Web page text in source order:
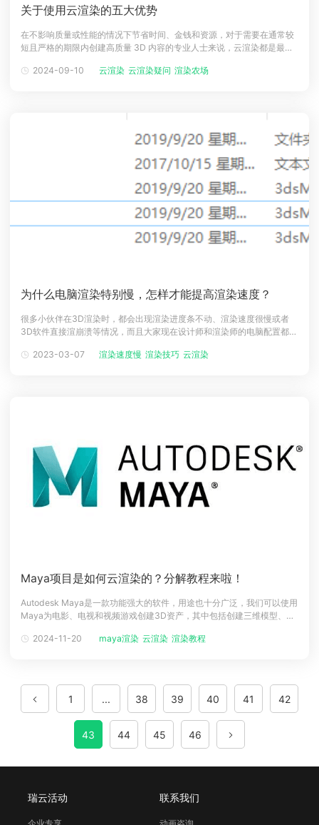
关于使用云渲染的五大优势
在不影响质量或性能的情况下节省时间、金钱和资源，对于需要在通常较
短且严格的期限内创建高质量 3D 内容的专业人士来说，云渲染都是最好
相比具有许多优势，本文总结了关于云渲染的五个优势。降低成本云渲染
2024-09-10 云渲染 云渲染疑问 渲染农场
为什么电脑渲染特别慢，怎样才能提高渲染速度？
很多小伙伴在3D渲染时，都会出现渲染进度条不动、渲染速度很慢或者
3D软件直接渲崩溃等情况，而且大家现在设计师和渲染师的电脑配置都不
题，以下有Renderbus瑞云渲染小编整理的业内大佬提高渲染速度的各种
2023-03-07 渲染速度慢 渲染技巧 云渲染
Maya项目是如何云渲染的？分解教程来啦！
Autodesk Maya是一款功能强大的软件，用途也十分广泛，我们可以使用
Maya为电影、电视和视频游戏创建3D资产，其中包括创建三维模型、角
画和视觉效果制作过程中的一个关键的必不可少的步骤，同时也是十分耗
2024-11-20 maya渲染 云渲染 渲染教程
1 ... 38 39 40 41 42
43 44 45 46
瑞云活动 联系我们